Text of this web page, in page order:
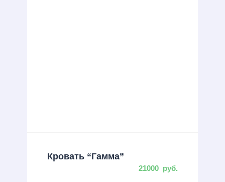
Кровать “Гамма”
21000 руб.